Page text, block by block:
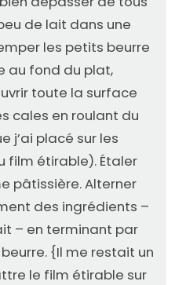
de lait dans une
les petits beurre
au fond du plat,
toute la surface
cales en roulant du
j’ai placé sur les
film étirable). Étaler
pâtissière. Alterner
des ingrédients –
– en terminant par
{Il me restait un
le film étirable sur